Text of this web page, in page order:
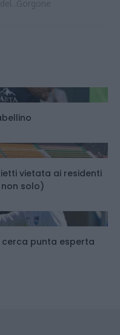
vietata ai residenti
solo)
cerca punta esperta